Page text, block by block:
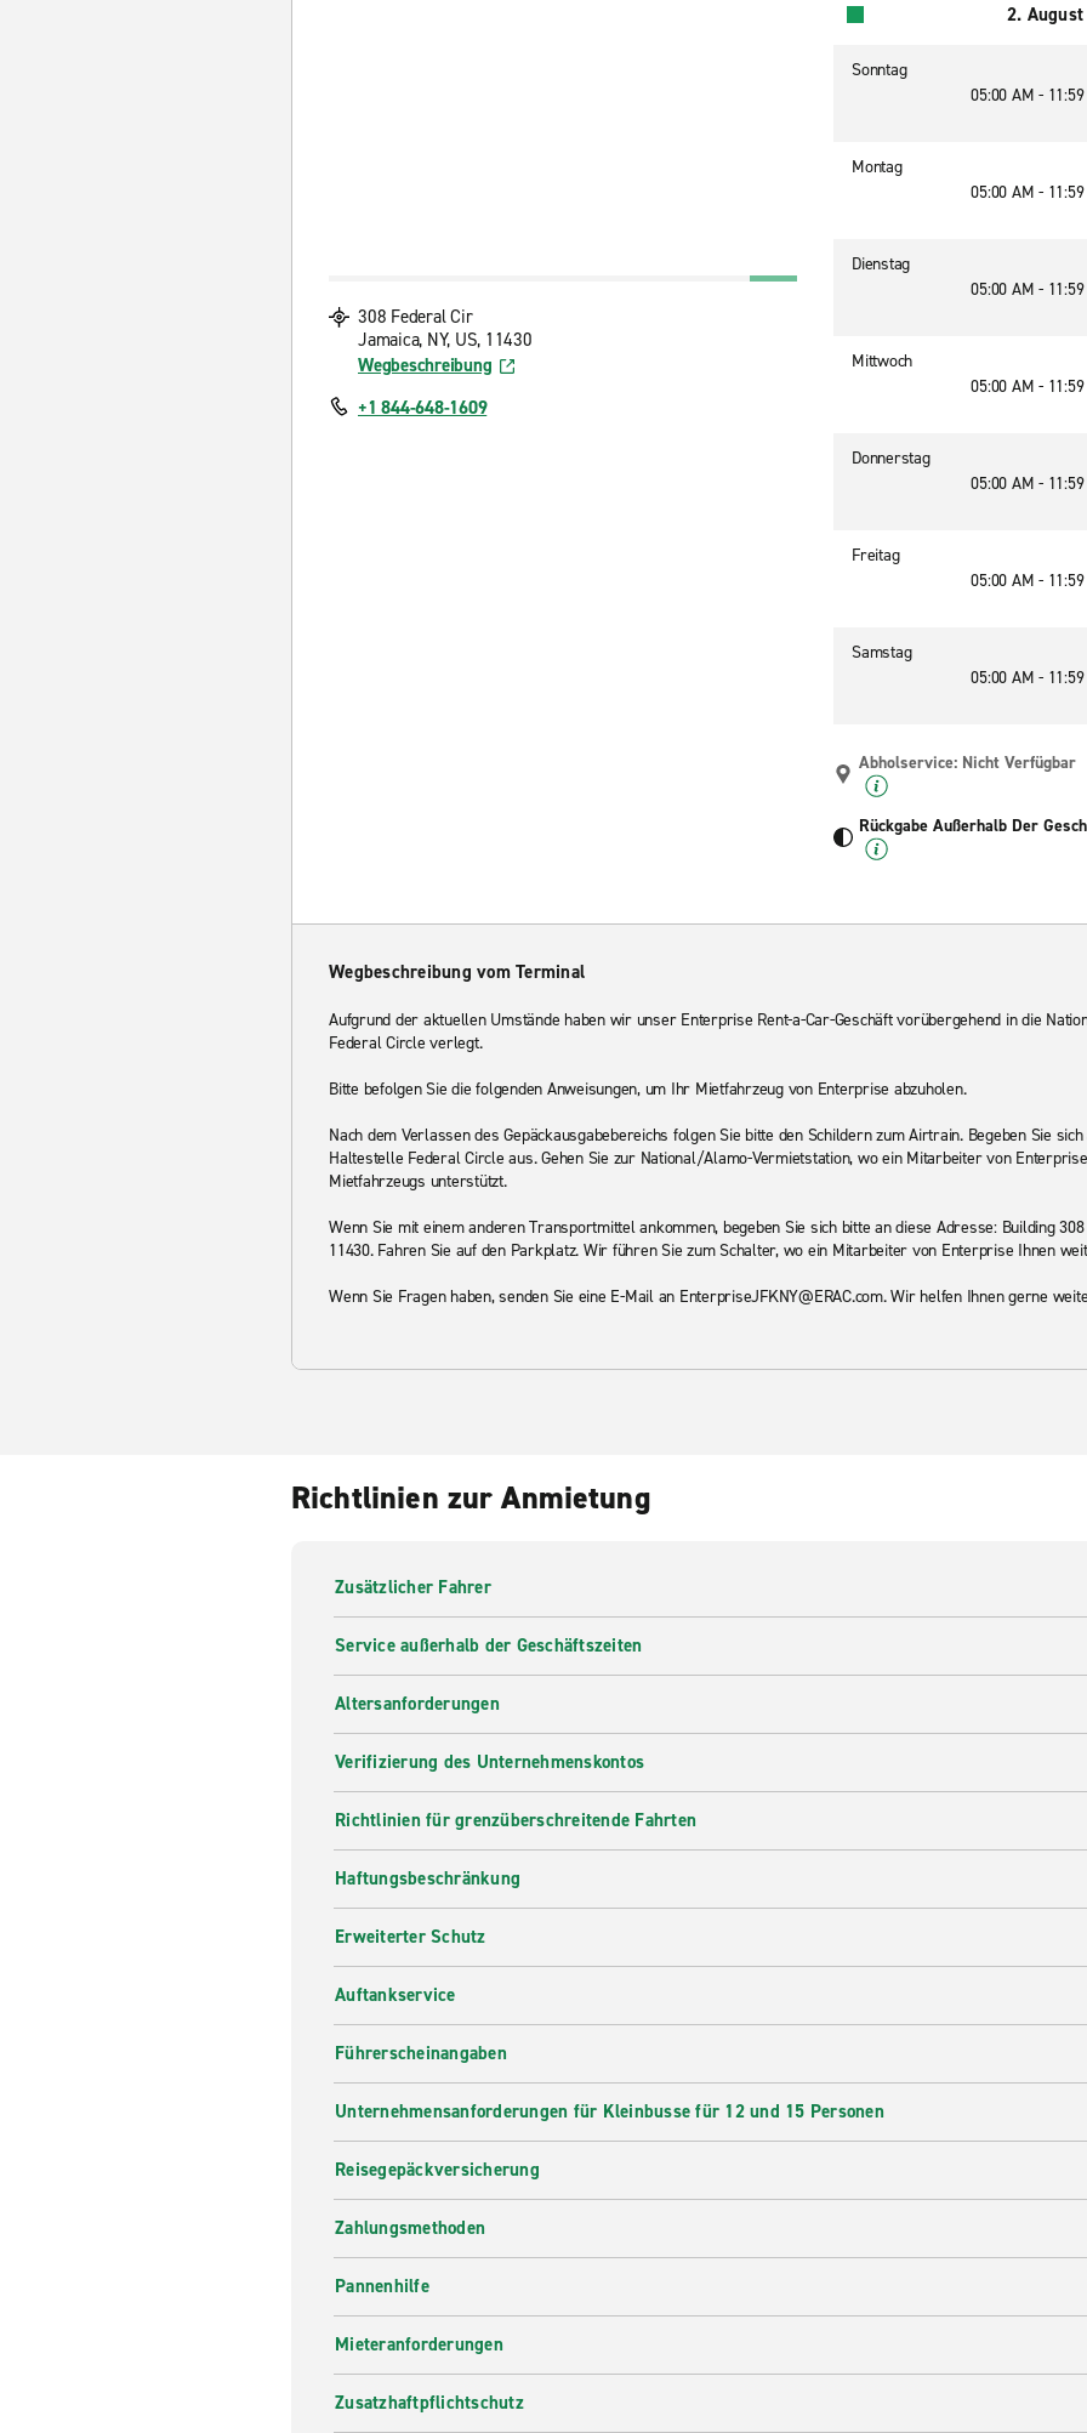
308 Federal Cir
Jamaica, NY, US, 11430
Wegbeschreibung
+1 844-648-1609
2.
Sonntag
05:00 AM -
Montag
05:00 AM -
Dienstag
05:00 AM -
Mittwoch
05:00 AM -
Donnerstag
05:00 AM -
Freitag
05:00 AM -
Samstag
05:00 AM -
Abholservice: Nicht Verfügbar
Rückgabe Außerhalb Der
Wegbeschreibung vom Terminal
Aufgrund der aktuellen Umstände haben wir unser Enterprise Rent-a-Car-Geschäft vorübergehend in die
Federal Circle verlegt.
Bitte befolgen Sie die folgenden Anweisungen, um Ihr Mietfahrzeug von Enterprise abzuholen.
Nach dem Verlassen des Gepäckausgabebereichs folgen Sie bitte den Schildern zum Airtrain. Begeben Sie
Haltestelle Federal Circle aus. Gehen Sie zur National/Alamo-Vermietstation, wo ein Mitarbeiter von
Mietfahrzeugs unterstützt.
Wenn Sie mit einem anderen Transportmittel ankommen, begeben Sie sich bitte an diese Adresse: Building
11430. Fahren Sie auf den Parkplatz. Wir führen Sie zum Schalter, wo ein Mitarbeiter von Enterprise Ihnen
Wenn Sie Fragen haben, senden Sie eine E-Mail an EnterpriseJFKNY@ERAC.com. Wir helfen Ihnen gerne
Richtlinien zur Anmietung
Zusätzlicher Fahrer
Service außerhalb der Geschäftszeiten
Altersanforderungen
Verifizierung des Unternehmenskontos
Richtlinien für grenzüberschreitende Fahrten
Haftungsbeschränkung
Erweiterter Schutz
Auftankservice
Führerscheinangaben
Unternehmensanforderungen für Kleinbusse für 12 und 15 Personen
Reisegepäckversicherung
Zahlungsmethoden
Pannenhilfe
Mieteranforderungen
Zusatzhaftpflichtschutz